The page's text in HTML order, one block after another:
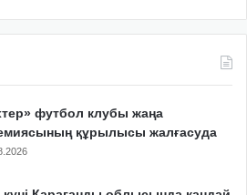
футбол клубы жаңа
құрылысы жалғасуда